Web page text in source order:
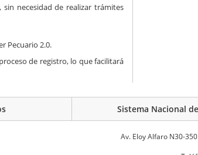
necesidad de realizar trámites
Pecuario 2.0.
de registro, lo que facilitará
Sistema Nacional
Av. Eloy Alfaro N30-